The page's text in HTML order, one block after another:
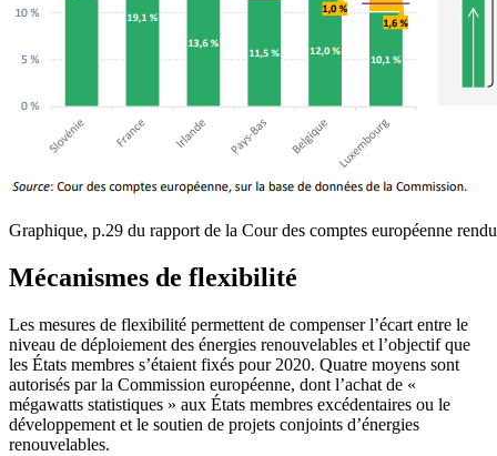
Graphique, p.29 du rapport de la Cour des comptes européenne
Mécanismes de flexibilité
Les mesures de flexibilité permettent de compenser l’écart entre le
niveau de déploiement des énergies renouvelables et l’objectif que
les États membres s’étaient fixés pour 2020. Quatre moyens sont
autorisés par la Commission européenne, dont l’achat de «
mégawatts statistiques » aux États membres excédentaires ou le
développement et le soutien de projets conjoints d’énergies
renouvelables.